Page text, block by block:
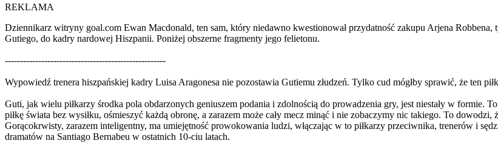
REKLAMA
Dziennikarz witryny goal.com Ewan Macdonald, ten sam, który niedawno kwestionował przydatność zakupu Arjena
Gutiego, do kadry nardowej Hiszpanii. Poniżej obszerne fragmenty jego felietonu.
-----------------------------------------------------
Wypowiedź trenera hiszpańskiej kadry Luisa Aragonesa nie pozostawia Gutiemu złudzeń. Tylko cud mógłby sprawić, że ten
Guti, jak wielu piłkarzy środka pola obdarzonych geniuszem podania i zdolnością do prowadzenia gry, jest niestały w formie.
piłkę świata bez wysiłku, ośmieszyć każdą obronę, a zarazem może cały mecz minąć i nie zobaczymy nic takiego. To
Gorącokrwisty, zarazem inteligentny, ma umiejętność prowokowania ludzi, włączając w to piłkarzy przeciwnika, trenerów i
dramatów na Santiago Bernabeu w ostatnich 10-ciu latach.